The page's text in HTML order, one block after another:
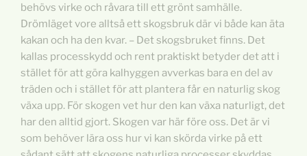
behövs virke och råvara till ett grönt samhälle.
Drömläget vore alltså ett skogsbruk där vi både kan äta
kakan och ha den kvar. – Det skogsbruket finns. Det
kallas processkydd och rent praktiskt betyder det att i
stället för att göra kalhyggen avverkas bara en del av
träden och i stället för att plantera får en naturlig skog
växa upp. För skogen vet hur den kan växa naturligt, det
har den alltid gjort. Skogen var här före oss. Det är vi
som behöver lära oss hur vi kan skörda virke på ett